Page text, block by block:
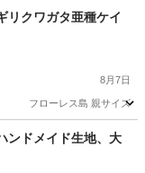
リクワガタ亜種ケイ
8月7日
産地 フローレス島 親
ンドメイド生地、大